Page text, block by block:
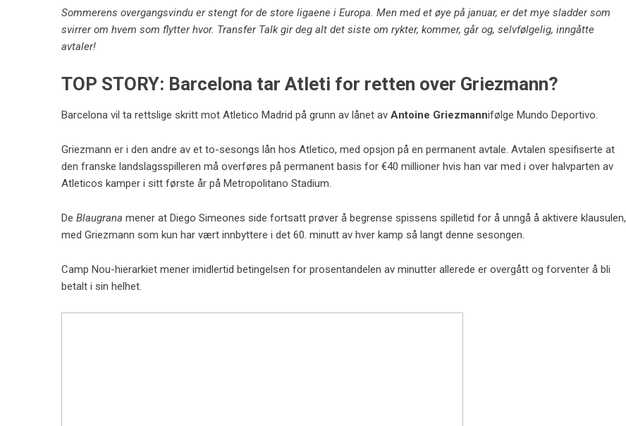
Sommerens overgangsvindu er stengt for de store ligaene i Europa. Men med et øye på januar, er det mye sladder som
svirrer om hvem som flytter hvor. Transfer Talk gir deg alt det siste om rykter, kommer, går og, selvfølgelig, inngåtte
avtaler!
TOP STORY: Barcelona tar Atleti for retten over Griezmann?
Barcelona vil ta rettslige skritt mot Atletico Madrid på grunn av lånet av Antoine Griezmannifølge Mundo Deportivo.
Griezmann er i den andre av et to-sesongs lån hos Atletico, med opsjon på en permanent avtale. Avtalen spesifiserte at
den franske landslagsspilleren må overføres på permanent basis for €40 millioner hvis han var med i over halvparten av
Atleticos kamper i sitt første år på Metropolitano Stadium.
De Blaugrana mener at Diego Simeones side fortsatt prøver å begrense spissens spilletid for å unngå å aktivere klausulen,
med Griezmann som kun har vært innbyttere i det 60. minutt av hver kamp så langt denne sesongen.
Camp Nou-hierarkiet mener imidlertid betingelsen for prosentandelen av minutter allerede er overgått og forventer å bli
betalt i sin helhet.